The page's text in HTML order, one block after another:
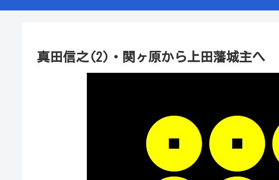
真田信之(2)・関ヶ原から上田藩城主へ